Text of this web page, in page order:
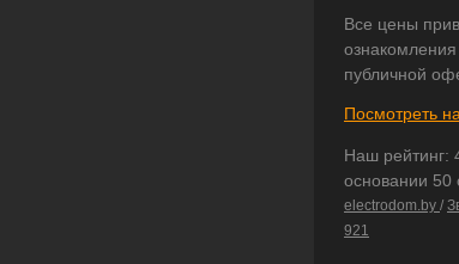
Все цены
публичной
Посмотреть
Наш рейтинг:
основании 50
electrodom.by /
921